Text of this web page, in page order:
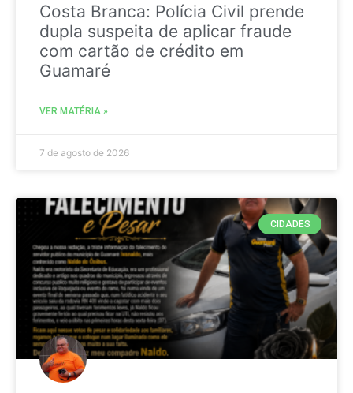
Costa Branca: Polícia Civil prende
dupla suspeita de aplicar fraude
com cartão de crédito em
Guamaré
VER MATÉRIA »
7 de agosto de 2026
CIDADES